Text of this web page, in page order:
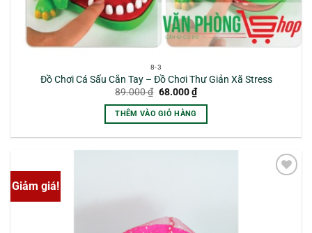
8-3
Đồ Chơi Cá Sấu Cắn Tay – Đồ Chơi Thư Giản Xã Stress
89.000₫ Giá
là:
89.000 ₫.
68.000₫Giá
hiện
tại
68.000 ₫.
THÊM VÀO GIỎ HÀNG
Giảm giá!